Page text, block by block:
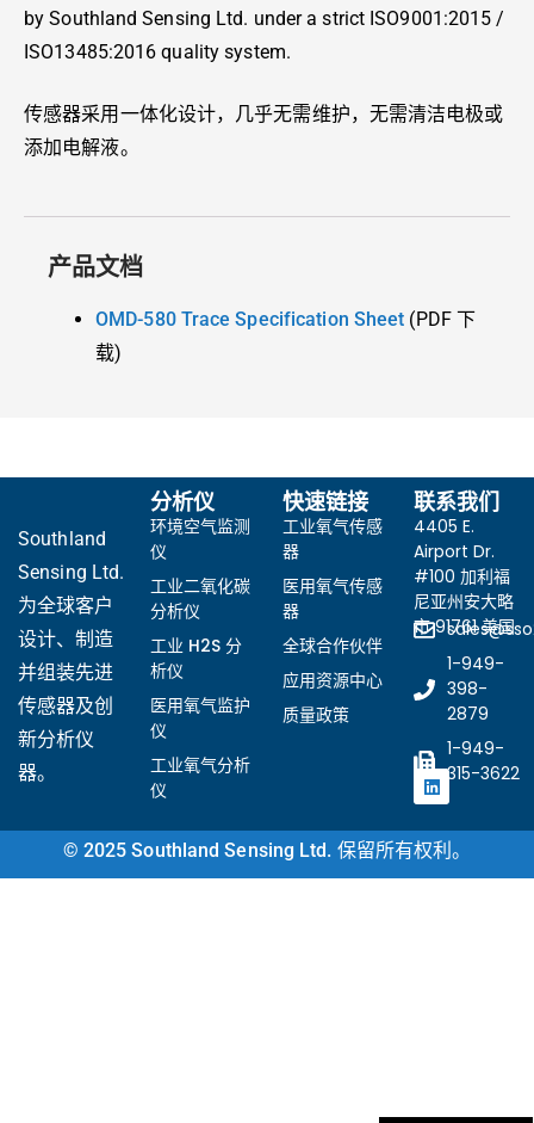
by Southland Sensing Ltd. under a strict ISO9001:2015 /
ISO13485:2016 quality system.
传感器采用一体化设计，几乎无需维护，无需清洁电极或
添加电解液。
产品文档
OMD-580 Trace Specification Sheet (PDF 下
载)
Southland
Sensing Ltd.
为全球客户
设计、制造
并组装先进
传感器及创
新分析仪
器。
分析仪
环境空气监测
仪
工业二氧化碳
分析仪
工业 H2S 分
析仪
医用氧气监护
仪
工业氧气分析
仪
快速链接
工业氧气传感
器
医用氧气传感
器
全球合作伙伴
应用资源中心
质量政策
联系我们
4405 E.
Airport Dr.
#100 加利福
尼亚州安大略
市 91761 美国
1-949-
398-
2879
1-949-
315-3622
© 2025 Southland Sensing Ltd. 保留所有权利。
French
Vietnamese
Korean
Turkish
Italian
Arabic
Ukrainian